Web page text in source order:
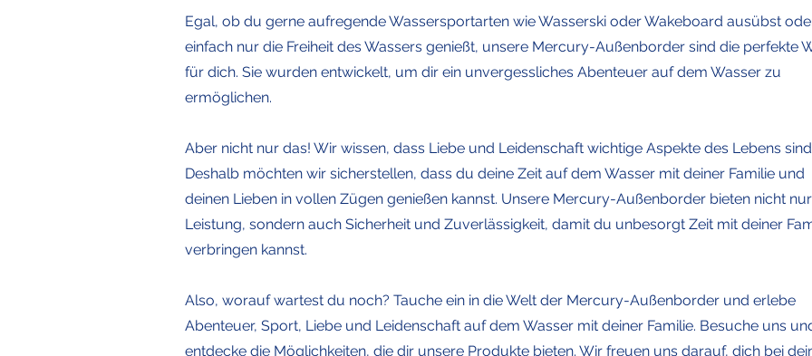
Egal, ob du gerne aufregende Wassersportarten wie Wasserski oder Wakeboard ausübst
einfach nur die Freiheit des Wassers genießt, unsere Mercury-Außenborder sind die perfekte
für dich. Sie wurden entwickelt, um dir ein unvergessliches Abenteuer auf dem Wasser zu
ermöglichen.
Aber nicht nur das! Wir wissen, dass Liebe und Leidenschaft wichtige Aspekte des Lebens
Deshalb möchten wir sicherstellen, dass du deine Zeit auf dem Wasser mit deiner Familie und
deinen Lieben in vollen Zügen genießen kannst. Unsere Mercury-Außenborder bieten nicht nur
Leistung, sondern auch Sicherheit und Zuverlässigkeit, damit du unbesorgt Zeit mit deiner
verbringen kannst.
Also, worauf wartest du noch? Tauche ein in die Welt der Mercury-Außenborder und erlebe
Abenteuer, Sport, Liebe und Leidenschaft auf dem Wasser mit deiner Familie. Besuche uns
entdecke die Möglichkeiten, die dir unsere Produkte bieten. Wir freuen uns darauf, dich bei